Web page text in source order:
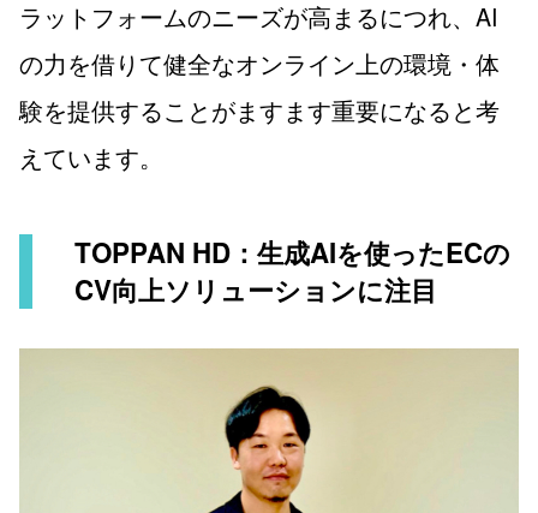
ラットフォームのニーズが高まるにつれ、AI
の力を借りて健全なオンライン上の環境・体
験を提供することがますます重要になると考
えています。
TOPPAN HD：生成AIを使ったECの
CV向上ソリューションに注目